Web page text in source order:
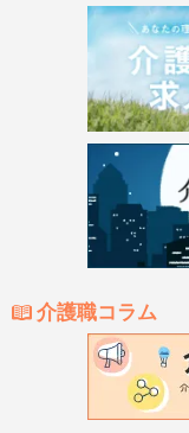
介護職コラム